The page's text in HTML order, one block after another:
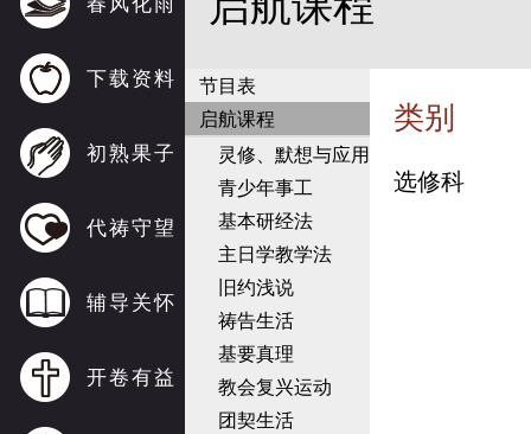
下载资料
初熟果子
代祷守望
辅导关怀
开卷有益
节目表
启航课程
灵修、默想与应用
青少年事工
基本研经法
主日学教学法
旧约浅说
祷告生活
基要真理
教会复兴运动
团契生活
类别
选修科